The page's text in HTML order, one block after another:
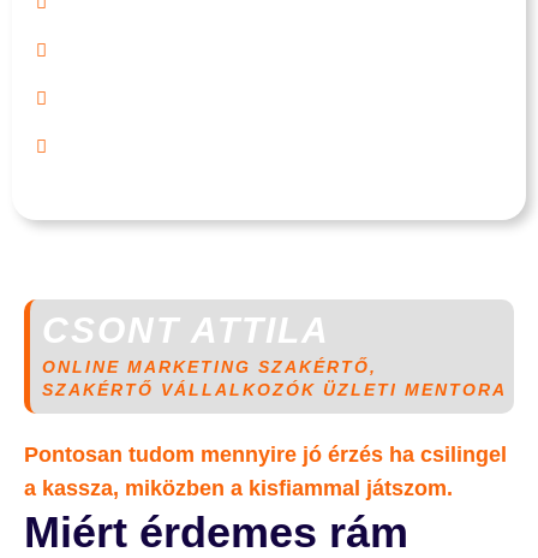
Pontosan tudom mennyire jó érzés ha csilingel
a kassza, miközben a kisfiammal játszom.
Miért érdemes rám
CSONT ATTILA
ONLINE MARKETING SZAKÉRTŐ,
SZAKÉRTŐ VÁLLALKOZÓK ÜZLETI MENTORA